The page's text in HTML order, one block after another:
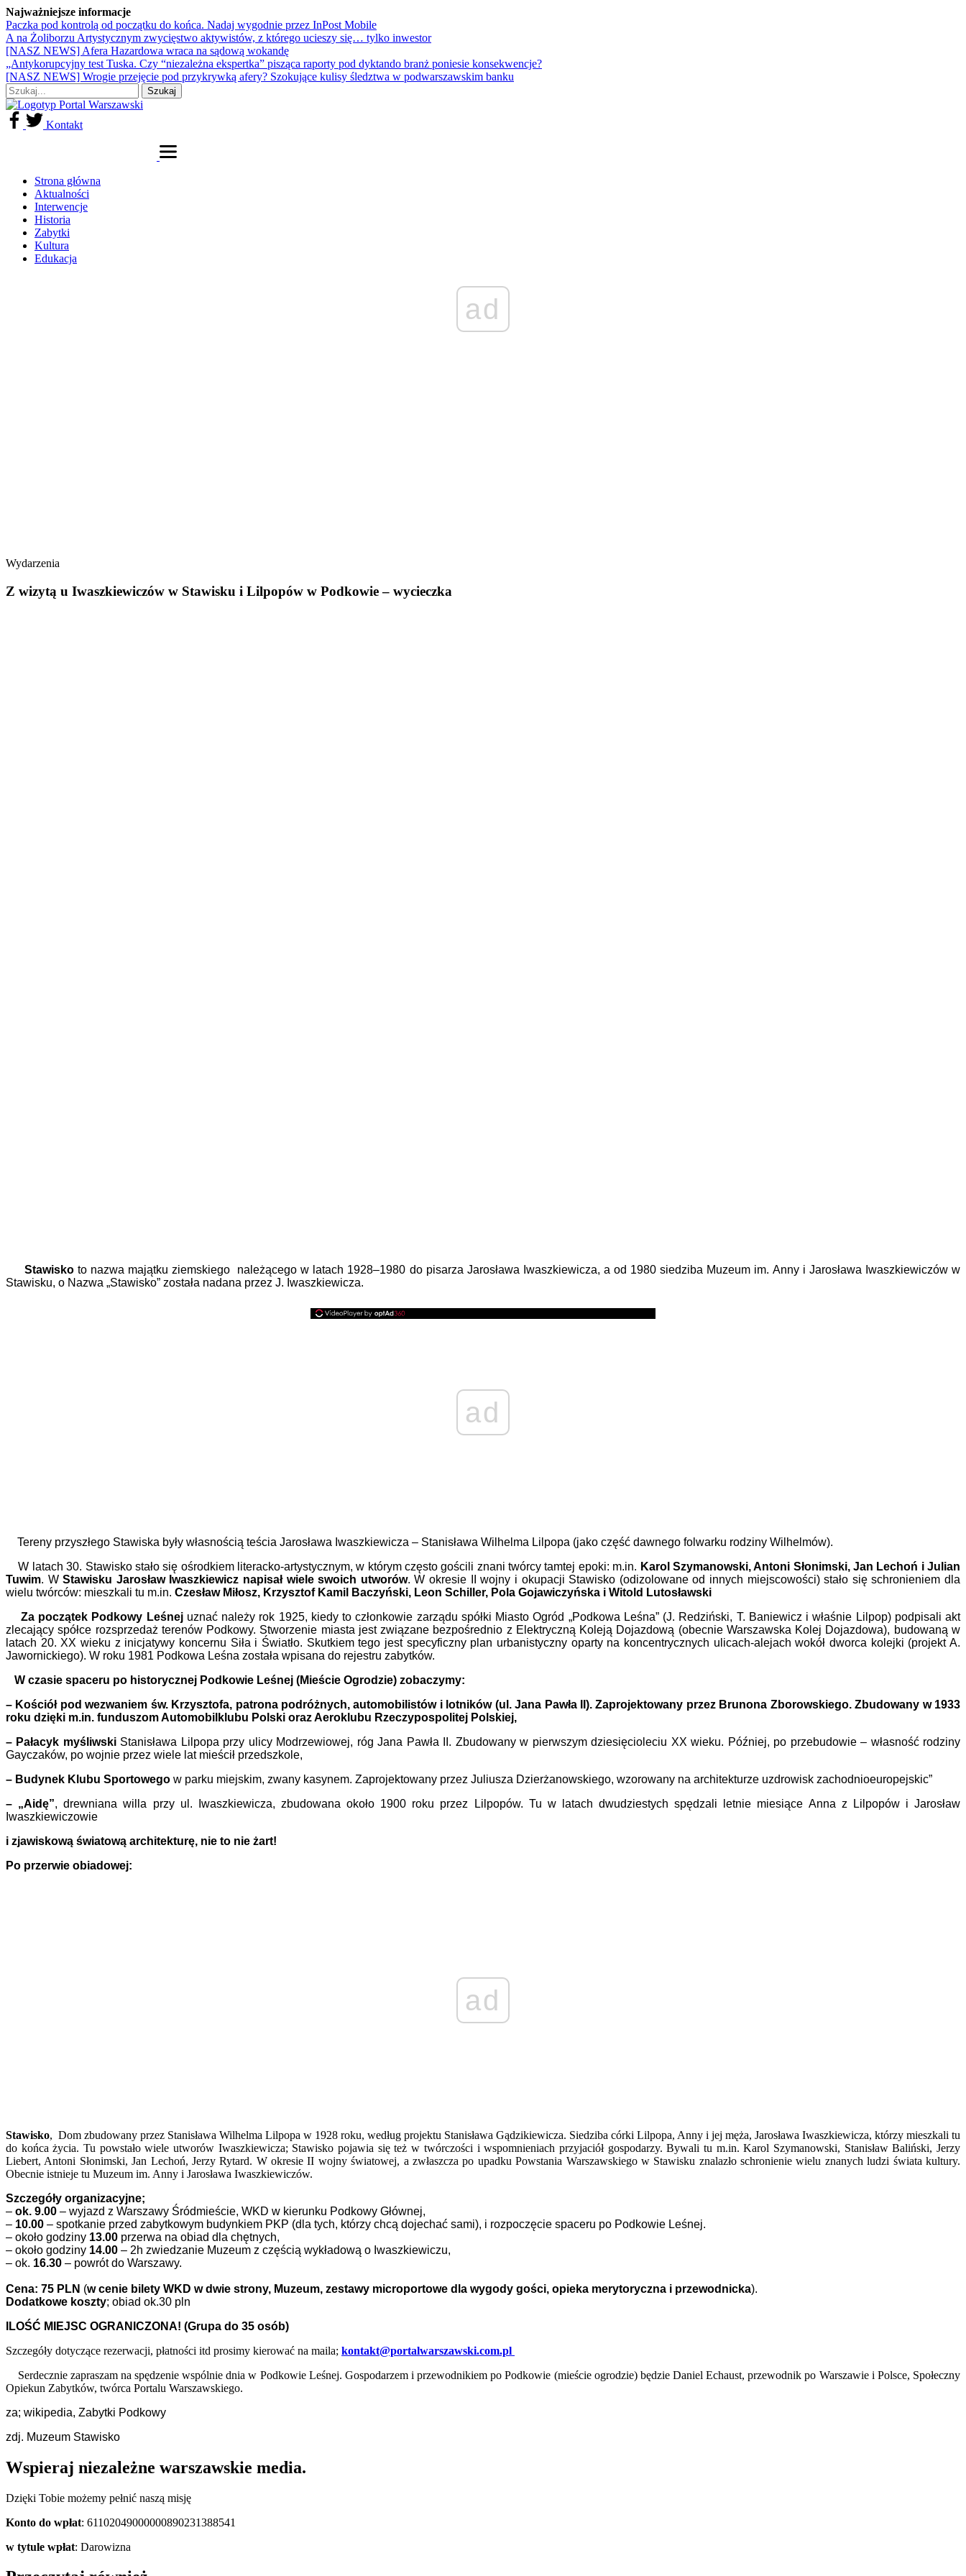
Najważniejsze informacje
Paczka pod kontrolą od początku do końca. Nadaj wygodnie przez InPost Mobile
A na Żoliborzu Artystycznym zwycięstwo aktywistów, z którego ucieszy się… tylko inwestor
[NASZ NEWS] Afera Hazardowa wraca na sądową wokandę
„Antykorupcyjny test Tuska. Czy “niezależna ekspertka” pisząca raporty pod dyktando branż poniesie konsekwencje?
[NASZ NEWS] Wrogie przejęcie pod przykrywką afery? Szokujące kulisy śledztwa w podwarszawskim banku
Kontakt
Strona główna
Aktualności
Interwencje
Historia
Zabytki
Kultura
Edukacja
ad
Wydarzenia
Z wizytą u Iwaszkiewiczów w Stawisku i Lilpopów w Podkowie – wycieczka
Stawiskoto nazwa majątku ziemskiego należącego w latach 1928–1980 do pisarza Jarosława Iwaszkiewicza, a od 1980 siedziba Muzeum im. Anny i Jarosława Iwaszkiewiczów w
Stawisku, o Nazwa „Stawisko” została nadana przez J. Iwaszkiewicza.
ad
Tereny przyszłego Stawiska były własnością teścia Jarosława Iwaszkiewicza – Stanisława Wilhelma Lilpopa (jako część dawnego folwarku rodziny Wilhelmów).
W latach 30. Stawisko stało się ośrodkiem literacko-artystycznym, w którym często gościli znani twórcy tamtej epoki: m.in. Karol Szymanowski, Antoni Słonimski, Jan Lechoń i Julian
Tuwim. WStawisku Jarosław Iwaszkiewicz napisał wiele swoich utworów. W okresie II wojny i okupacji Stawisko (odizolowane od innych miejscowości) stało się schronieniem dla
wielu twórców: mieszkali tu m.in. Czesław Miłosz, Krzysztof Kamil Baczyński, Leon Schiller, Pola Gojawiczyńska i Witold Lutosławski
Za początek Podkowy Leśnejuznać należy rok 1925, kiedy to członkowie zarządu spółki Miasto Ogród „Podkowa Leśna” (J. Redziński, T. Baniewicz i właśnie Lilpop) podpisali akt
zlecający spółce rozsprzedaż terenów Podkowy. Stworzenie miasta jest związane bezpośrednio z Elektryczną Koleją Dojazdową (obecnie Warszawska Kolej Dojazdowa), budowaną w
latach 20. XX wieku z inicjatywy koncernu Siła i Światło. Skutkiem tego jest specyficzny plan urbanistyczny oparty na koncentrycznych ulicach-alejach wokół dworca kolejki (projekt A.
Jawornickiego). W roku 1981 Podkowa Leśna została wpisana do rejestru zabytków.
W czasie spaceru po historycznej Podkowie Leśnej (Mieście Ogrodzie) zobaczymy:
– Kościół pod wezwaniem św. Krzysztofa, patrona podróżnych, automobilistów i lotników (ul. Jana Pawła II). Zaprojektowany przez Brunona Zborowskiego. Zbudowany w 1933
roku dzięki m.in. funduszom Automobilklubu Polski oraz Aeroklubu Rzeczypospolitej Polskiej,
– Pałacyk myśliwski Stanisława Lilpopa przy ulicy Modrzewiowej, róg Jana Pawła II. Zbudowany w pierwszym dziesięcioleciu XX wieku. Później, po przebudowie – własność rodziny
Gayczaków, po wojnie przez wiele lat mieścił przedszkole,
– Budynek Klubu Sportowego w parku miejskim, zwany kasynem. Zaprojektowany przez Juliusza Dzierżanowskiego, wzorowany na architekturze uzdrowisk zachodnioeuropejskic”
– „Aidę”, drewniana willa przy ul. Iwaszkiewicza, zbudowana około 1900 roku przez Lilpopów. Tu w latach dwudziestych spędzali letnie miesiące Anna z Lilpopów i Jarosław
Iwaszkiewiczowie
i zjawiskową światową architekturę, nie to nie żart!
Po przerwie obiadowej:
ad
Stawisko, Dom zbudowany przez Stanisława Wilhelma Lilpopa w 1928 roku, według projektu Stanisława Gądzikiewicza. Siedziba córki Lilpopa, Anny i jej męża, Jarosława Iwaszkiewicza, którzy mieszkali tu
do końca życia. Tu powstało wiele utworów Iwaszkiewicza; Stawisko pojawia się też w twórczości i wspomnieniach przyjaciół gospodarzy. Bywali tu m.in. Karol Szymanowski, Stanisław Baliński, Jerzy
Liebert, Antoni Słonimski, Jan Lechoń, Jerzy Rytard. W okresie II wojny światowej, a zwłaszcza po upadku Powstania Warszawskiego w Stawisku znalazło schronienie wielu znanych ludzi świata kultury.
Obecnie istnieje tu Muzeum im. Anny i Jarosława Iwaszkiewiczów.
Szczegóły organizacyjne;
– ok. 9.00 – wyjazd z Warszawy Śródmieście, WKD w kierunku Podkowy Głównej,
– 10.00 – spotkanie przed zabytkowym budynkiem PKP (dla tych, którzy chcą dojechać sami), i rozpoczęcie spaceru po Podkowie Leśnej.
– około godziny 13.00 przerwa na obiad dla chętnych,
– około godziny 14.00 – 2h zwiedzanie Muzeum z częścią wykładową o Iwaszkiewiczu,
– ok. 16.30 – powrót do Warszawy.
Cena: 75 PLN (w cenie bilety WKD w dwie strony, Muzeum, zestawy microportowe dla wygody gości, opieka merytoryczna i przewodnicka).
Dodatkowe koszty; obiad ok.30 pln
ILOŚĆ MIEJSC OGRANICZONA! (Grupa do 35 osób)
Szczegóły dotyczące rezerwacji, płatności itd prosimy kierować na maila; kontakt@portalwarszawski.com.pl
Serdecznie zapraszam na spędzenie wspólnie dnia w Podkowie Leśnej. Gospodarzem i przewodnikiem po Podkowie (mieście ogrodzie) będzie Daniel Echaust, przewodnik po Warszawie i Polsce, Społeczny
Opiekun Zabytków, twórca Portalu Warszawskiego.
za; wikipedia, Zabytki Podkowy
zdj. Muzeum Stawisko
Wspieraj niezależne warszawskie media.
Dzięki Tobie możemy pełnić naszą misję
Konto do wpłat: 61102049000000890231388541
w tytule wpłat: Darowizna